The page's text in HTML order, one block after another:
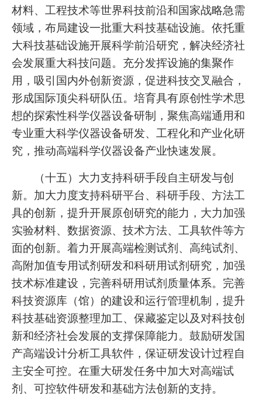
材料、工程技术等世界科技前沿和国家战略急需
领域，布局建设一批重大科技基础设施。依托重
大科技基础设施开展科学前沿研究，解决经济社
会发展重大科技问题。充分发挥设施的集聚作
用，吸引国内外创新资源，促进科技交叉融合，
形成国际顶尖科研队伍。培育具有原创性学术思
想的探索性科学仪器设备研制，聚焦高端通用和
专业重大科学仪器设备研发、工程化和产业化研
究，推动高端科学仪器设备产业快速发展。
（十五）大力支持科研手段自主研发与创
新。加大力度支持科研平台、科研手段、方法工
具的创新，提升开展原创研究的能力，大力加强
实验材料、数据资源、技术方法、工具软件等方
面的创新。着力开展高端检测试剂、高纯试剂、
高附加值专用试剂研发和科研用试剂研究，加强
技术标准建设，完善科研用试剂质量体系。完善
科技资源库（馆）的建设和运行管理机制，提升
科技基础资源整理加工、保藏鉴定以及对科技创
新和经济社会发展的支撑保障能力。鼓励研发国
产高端设计分析工具软件，保证研发设计过程自
主安全可控。在重大研发任务中加大对高端试
剂、可控软件研发和基础方法创新的支持。